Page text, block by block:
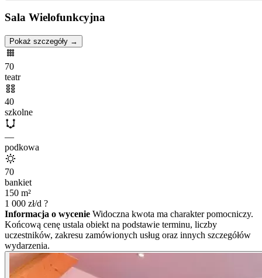
Sala Wielofunkcyjna
Pokaż szczegóły →
70
teatr
40
szkolne
—
podkowa
70
bankiet
150 m²
1 000 zł/d ?
Informacja o wycenie Widoczna kwota ma charakter pomocniczy.
Końcową cenę ustala obiekt na podstawie terminu, liczby
uczestników, zakresu zamówionych usług oraz innych szczegółów
wydarzenia.